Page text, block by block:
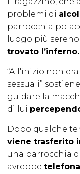
problemi di
parrocchia
luogo più
trovato l’inferno.
“All'inizio non
sessuali”
guidare la
di lui
Dopo qualche
viene trasferito
una parrocchia
avrebbe